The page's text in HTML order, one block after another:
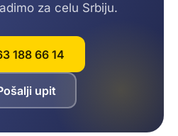
za celu Srbiju.
188 66 14
upit